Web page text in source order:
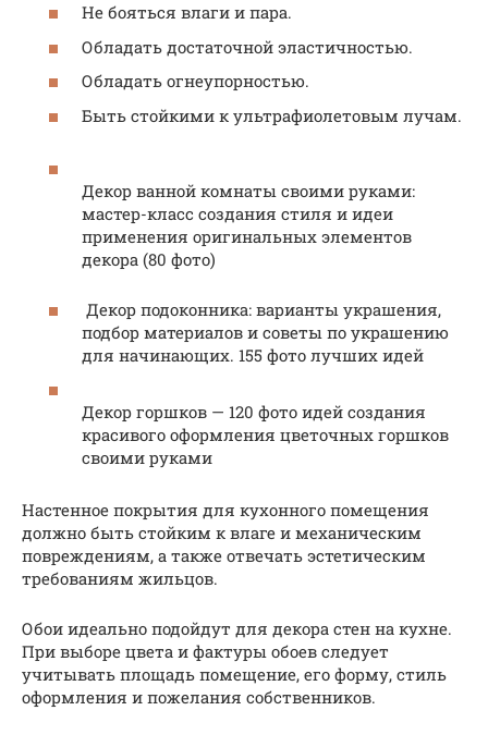
Не бояться влаги и пара.
Обладать достаточной эластичностью.
Обладать огнеупорностью.
Быть стойкими к ультрафиолетовым лучам.
Декор ванной комнаты своими руками:
мастер-класс создания стиля и идеи
применения оригинальных элементов
декора (80 фото)
Декор подоконника: варианты украшения,
подбор материалов и советы по украшению
для начинающих. 155 фото лучших идей
Декор горшков — 120 фото идей создания
красивого оформления цветочных горшков
своими руками
Настенное покрытия для кухонного помещения
должно быть стойким к влаге и механическим
повреждениям, а также отвечать эстетическим
требованиям жильцов.
Обои идеально подойдут для декора стен на кухне.
При выборе цвета и фактуры обоев следует
учитывать площадь помещение, его форму, стиль
оформления и пожелания собственников.